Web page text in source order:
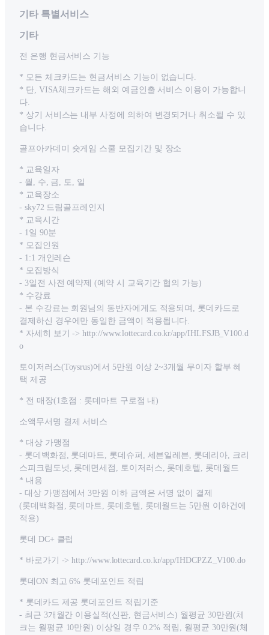
기타 특별서비스
기타
전 은행 현금서비스 기능
* 모든 체크카드는 현금서비스 기능이 없습니다.
* 단, VISA체크카드는 해외 예금인출 서비스 이용이 가능합니
다.
* 상기 서비스는 내부 사정에 의하여 변경되거나 취소될 수 있
습니다.
골프아카데미 숏게임 스쿨 모집기간 및 장소
* 교육일자
- 월, 수, 금, 토, 일
* 교육장소
- sky72 드림골프레인지
* 교육시간
- 1일 90분
* 모집인원
- 1:1 개인레슨
* 모집방식
- 3일전 사전 예약제 (예약 시 교육기간 협의 가능)
* 수강료
- 본 수강료는 회원님의 동반자에게도 적용되며, 롯데카드로
결제하신 경우에만 동일한 금액이 적용됩니다.
* 자세히 보기 -> http://www.lottecard.co.kr/app/IHLFSJB_V100.d
o
토이저러스(Toysrus)에서 5만원 이상 2~3개월 무이자 할부 혜
택 제공
* 전 매장(1호점 : 롯데마트 구로점 내)
소액무서명 결제 서비스
* 대상 가맹점
- 롯데백화점, 롯데마트, 롯데슈퍼, 세븐일레븐, 롯데리아, 크리
스피크림도넛, 롯데면세점, 토이저러스, 롯데호텔, 롯데월드
* 내용
- 대상 가맹점에서 3만원 이하 금액은 서명 없이 결제
(롯데백화점, 롯데마트, 롯데호텔, 롯데월드는 5만원 이하건에
적용)
롯데 DC+ 클럽
* 바로가기 -> http://www.lottecard.co.kr/app/IHDCPZZ_V100.do
롯데ON 최고 6% 롯데포인트 적립
* 롯데카드 제공 롯데포인트 적립기준
- 최근 3개월간 이용실적(신판, 현금서비스) 월평균 30만원(체
크는 월평균 10만원) 이상일 경우 0.2% 적립, 월평균 30만원(체